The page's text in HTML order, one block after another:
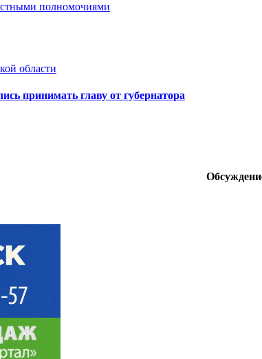
полномочиями
области
принимать главу от губернатора